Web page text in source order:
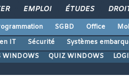
EMPLOI ÉTUDES
SGBD Office
IT Sécurité Systèmes
WINDOWS QUIZ WINDOWS